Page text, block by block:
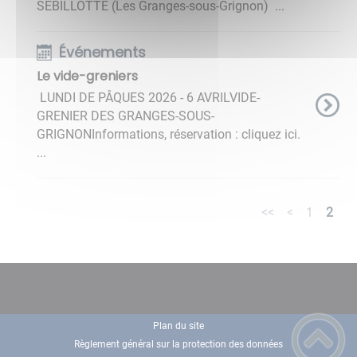
SEBILLOTTE (Les Granges-sous-Grignon) ...
Événements
Le vide-greniers
LUNDI DE PÂQUES 2026 - 6 AVRILVIDE-
GRENIER DES GRANGES-SOUS-
GRIGNONInformations, réservation : cliquez ici.
...
<< < 1 2
Plan du site
Règlement général sur la protection des données